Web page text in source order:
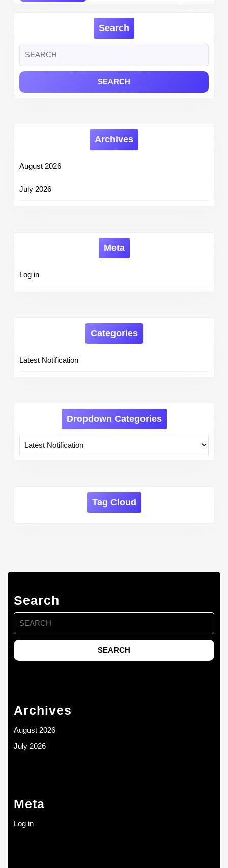
MORE
Search
for:
Archives
August 2026
July 2026
Meta
Log in
Categories
Latest Notification
Dropdown Categories
Tag Cloud
Search
Search
for:
Archives
August 2026
July 2026
Meta
Log in